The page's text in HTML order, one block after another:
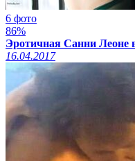
6 фото
86%
Эротичная Санни Леоне
16.04.2017